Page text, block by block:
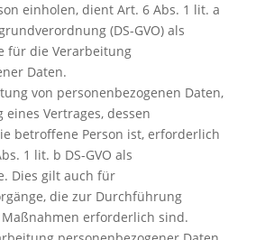
einholen, dient Art. 6 Abs. 1 lit. a
(DS-GVO) als
für die Verarbeitung
Daten.
von personenbezogenen Daten,
Vertrages, dessen
betroffene Person ist, erforderlich
1 lit. b DS-GVO als
Dies gilt auch für
die zur Durchführung
erforderlich sind.